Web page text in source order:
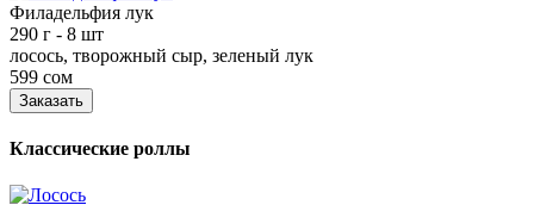
Филадельфия лук
290 г - 8 шт
лосось, творожный сыр, зеленый лук
599 сом
Заказать
Классические роллы